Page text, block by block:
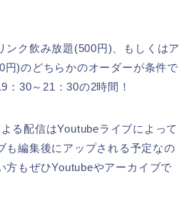
ンク飲み放題(500円)、もしくはア
円)のどちらかのオーダーが条件で
：30～21：30の2時間！
る配信はYoutubeライブによって
も編集後にアップされる予定なの
方もぜひYoutubeやアーカイブで